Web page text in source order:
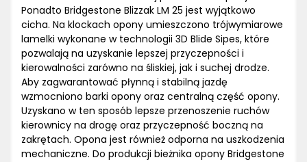
Ponadto Bridgestone Blizzak LM 25 jest wyjątkowo
cicha. Na klockach opony umieszczono trójwymiarowe
lamelki wykonane w technologii 3D Blide Sipes, które
pozwalają na uzyskanie lepszej przyczepności i
kierowalności zarówno na śliskiej, jak i suchej drodze.
Aby zagwarantować płynną i stabilną jazdę
wzmocniono barki opony oraz centralną część opony.
Uzyskano w ten sposób lepsze przenoszenie ruchów
kierownicy na drogę oraz przyczepność boczną na
zakrętach. Opona jest również odporna na uszkodzenia
mechaniczne. Do produkcji bieżnika opony Bridgestone